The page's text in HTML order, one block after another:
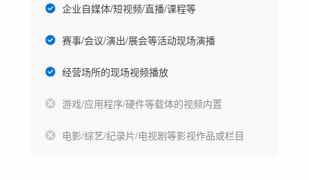
企业自媒体/短视频/直播/课程等
赛事/会议/演出/展会等活动现场演播
经营场所的现场视频播放
游戏/应用程序/硬件等载体的视频内置
电影/综艺/纪录片/电视剧等影视作品或栏目